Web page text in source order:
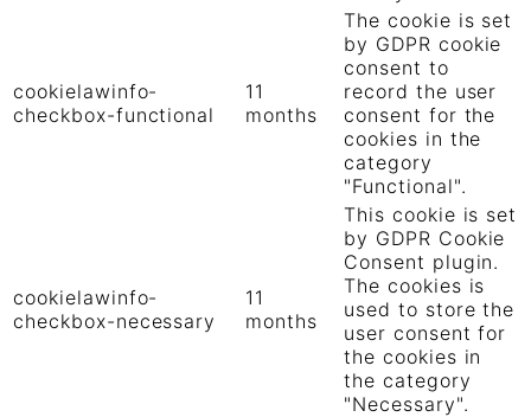
cookielawinfo-
checkbox-functional
11
months
The cookie is set
by GDPR cookie
consent to
record the user
consent for the
cookies in the
category
"Functional".
cookielawinfo-
checkbox-necessary
11
months
This cookie is set
by GDPR Cookie
Consent plugin.
The cookies is
used to store the
user consent for
the cookies in
the category
"Necessary".